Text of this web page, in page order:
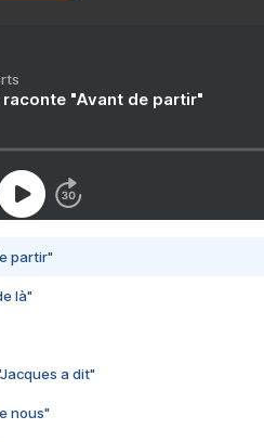
raconte "Avant de partir"
partir"
là"
a dit"
nous"